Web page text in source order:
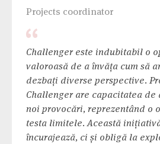
Projects coordinator
Challenger este indubitabil o
valoroasă de a învăța cum să
dezbați diverse perspective.
Challenger are capacitatea de
noi provocări, reprezentând o
testa limitele. Această
încurajează, ci și obligă la